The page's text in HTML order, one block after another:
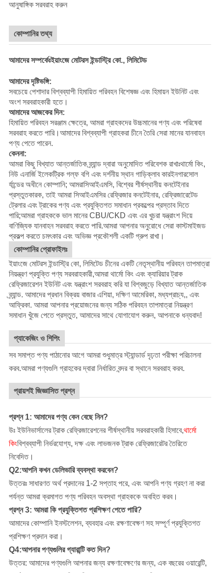
আনুষাঙ্গিক সরবরাহ করুন
কোম্পানির তথ্য
আমাদের সম্পর্কেঃইয়াংজে মোটরস ইন্ডাস্ট্রি কো., লিমিটেড
আমাদের দৃষ্টিভঙ্গি:
সবচেয়ে পেশাদার বিশ্বব্যাপী হিমায়িত পরিবহন বিশেষজ্ঞ এবং হিমায়ন ইউনিট এবং
অংশ সরবরাহকারী হতে।
আমাদের আজকের দিন:
হিমায়িত পরিবহন সরঞ্জাম ক্ষেত্রে, আমরা গ্রাহকদের উচ্চমানের পণ্য এবং পরিষেবা
সরবরাহ করতে পারি।আমাদের বিশ্বব্যাপী গ্রাহকরা চীনে তৈরি সেরা মানের যানবাহন
পণ্য পেতে পারেন.
কেননা:
আমরা কিছু বিখ্যাত আন্তর্জাতিক ব্র্যান্ড দ্বারা অনুমোদিত পরিবেশক রাখাঃথার্মো কিং,
নিউ এনার্জি ইলেকট্রিক গল্ফ বগি এবং দর্শনীয় স্থান গাড়িক্লাব কারইনগারসোল
র্যান্ডের অধীনে কোম্পানি; আমরাসিআইএমসি, বিশ্বের শীর্ষস্থানীয় কনটেইনার
প্রস্তুতকারক, তাই আমরা সিআইএমসির রেফ্রিজার কনটেইনার, রেফ্রিজারেটেড
ট্রেলার এবং ট্রাকের পণ্য এবং প্রযুক্তিগত সমাধান প্রকল্পের প্রস্তাব দিতে
পারি;আমরা গ্রাহককে ভাল মানের CBU/CKD এবং এর খুচরা যন্ত্রাংশ দিয়ে
বাণিজ্যিক যানবাহন সরবরাহ করতে পারি.আমরা আপনার অনুরোধে সেরা কাস্টমাইজড
প্রকল্প করতে চমৎকার এবং অভিজ্ঞ প্রকৌশলী একটি গ্রুপ রাখা।
কোম্পানির প্রোফাইলঃ
ইয়াংজে মোটরস ইন্ডাস্ট্রি কো, লিমিটেড চীনের একটি নেতৃস্থানীয় পরিবহন তাপমাত্রা
নিয়ন্ত্রণ প্রযুক্তি পণ্য সরবরাহকারী,আমরা থার্মো কিং এবং ক্যারিয়ার ট্রাক
রেফ্রিজারেশন ইউনিট এবং যন্ত্রাংশ সরবরাহ করি যা বিশ্বজুড়ে বিখ্যাত আন্তর্জাতিক
ব্র্যান্ড. আমাদের প্রধান বিক্রয় বাজার এশিয়া, দক্ষিণ আমেরিকা, মধ্যপ্রাচ্য,, এবং
আফ্রিকা. আমরা আপনার প্রয়োজনের জন্য সঠিক পরিবহন তাপমাত্রা নিয়ন্ত্রণ
সমাধান খুঁজে পেতে প্রস্তুত, আমাদের সাথে যোগাযোগ করুন, আপনাকে ধন্যবাদ!
প্যাকেজিং ও শিপিং
সব সমাপ্ত পণ্য পাঠানোর আগে আমরা শুধুমাত্র স্ট্যান্ডার্ড দৃঢ়তা পরীক্ষা পরিচালনা
করব.আমরা পণ্যগুলি গ্রাহকের দ্বারা নির্ধারিত বন্দর বা স্থানে সরবরাহ করব.
প্রায়শই জিজ্ঞাসিত প্রশ্ন
প্রশ্ন 1: আমাদের পণ্য কেন বেছে নিন?
উঃ ইউনিভার্সালের ট্রাক রেফ্রিজারেশনের শীর্ষস্থানীয় সরবরাহকারী হিসাবে,থার্মো
কিংবিশ্বব্যাপী নির্ভরযোগ্য, দক্ষ এবং লাভজনক ট্রাক রেফ্রিজারেটর তৈরিতে
নিবেদিত।
Q2:আপনি কখন ডেলিভারি ব্যবস্থা করবেন?
উত্তরঃ সাধারণত অর্থ প্রদানের 1-2 সপ্তাহ পরে, এবং আপনি পণ্য গ্রহণ না করা
পর্যন্ত আমরা ক্রমাগত পণ্য পরিবহন অবস্থা গ্রাহককে অবহিত করব।
প্রশ্ন 3: আমরা কি প্রযুক্তিগত প্রশিক্ষণ পেতে পারি?
আমাদের কোম্পানি ইনস্টলেশন, ব্যবহার এবং রক্ষণাবেক্ষণ সহ সম্পূর্ণ প্রযুক্তিগত
প্রশিক্ষণ প্রদান করা।
Q4:আপনার পণ্যগুলির গ্যারান্টি কত দিন?
উত্তর: আমাদের পণ্যগুলি আপনার জন্য রক্ষণাবেক্ষণের জন্য, এক বছরের ওয়ারেন্টি,